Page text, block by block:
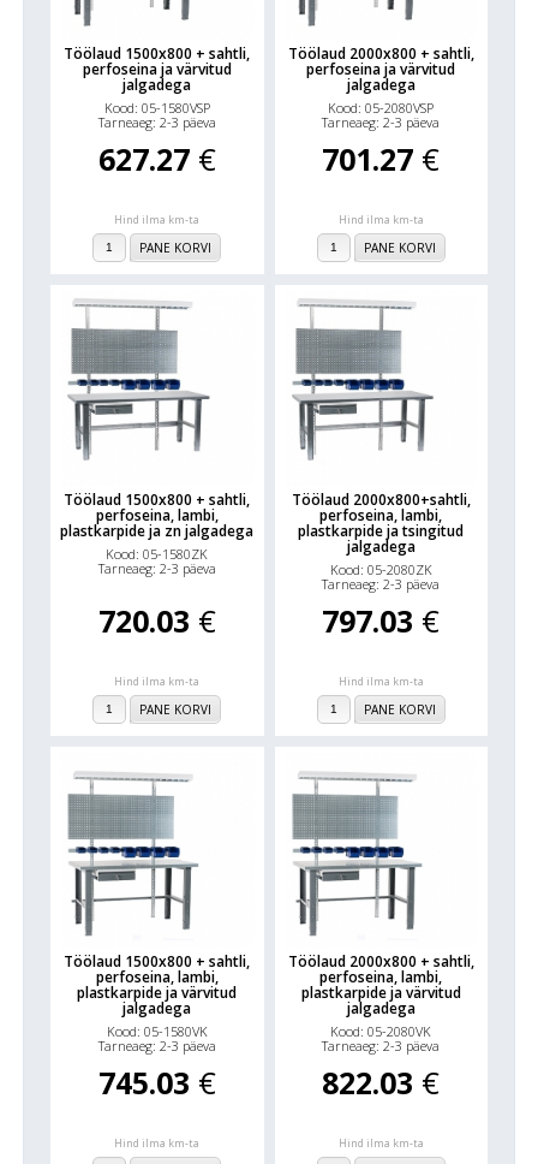
Töölaud 1500x800 + sahtli,
perfoseina ja värvitud
jalgadega
Kood: 05-1580VSP
Tarneaeg: 2-3 päeva
627.27 €
Hind ilma km-ta
PANE KORVI
Töölaud 2000x800 + sahtli,
perfoseina ja värvitud
jalgadega
Kood: 05-2080VSP
Tarneaeg: 2-3 päeva
701.27 €
Hind ilma km-ta
PANE KORVI
Töölaud 1500x800 + sahtli,
perfoseina, lambi,
plastkarpide ja zn jalgadega
Kood: 05-1580ZK
Tarneaeg: 2-3 päeva
720.03 €
Hind ilma km-ta
PANE KORVI
Töölaud 2000x800+sahtli,
perfoseina, lambi,
plastkarpide ja tsingitud
jalgadega
Kood: 05-2080ZK
Tarneaeg: 2-3 päeva
797.03 €
Hind ilma km-ta
PANE KORVI
Töölaud 1500x800 + sahtli,
perfoseina, lambi,
plastkarpide ja värvitud
jalgadega
Kood: 05-1580VK
Tarneaeg: 2-3 päeva
745.03 €
Hind ilma km-ta
Töölaud 2000x800 + sahtli,
perfoseina, lambi,
plastkarpide ja värvitud
jalgadega
Kood: 05-2080VK
Tarneaeg: 2-3 päeva
822.03 €
Hind ilma km-ta